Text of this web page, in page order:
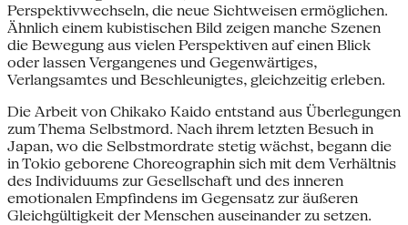
Perspektivwechseln, die neue Sichtweisen ermöglichen.
Ähnlich einem kubistischen Bild zeigen manche Szenen
die Bewegung aus vielen Perspektiven auf einen Blick
oder lassen Vergangenes und Gegenwärtiges,
Verlangsamtes und Beschleunigtes, gleichzeitig erleben.
Die Arbeit von Chikako Kaido entstand aus Überlegungen
zum Thema Selbstmord. Nach ihrem letzten Besuch in
Japan, wo die Selbstmordrate stetig wächst, begann die
in Tokio geborene Choreographin sich mit dem Verhältnis
des Individuums zur Gesellschaft und des inneren
emotionalen Empfindens im Gegensatz zur äußeren
Gleichgültigkeit der Menschen auseinander zu setzen.